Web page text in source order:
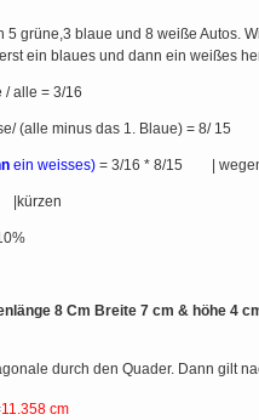
5 grüne,3 blaue und 8 weiße Autos.
ein blaues und dann ein weißes
/ alle = 3/16
(alle minus das 1. Blaue) = 8/ 15
ein weisses) = 3/16 * 8/15 | wegen
8 Cm Breite 7 cm & höhe 4
durch den Quader. Dann gilt
11.358 cm